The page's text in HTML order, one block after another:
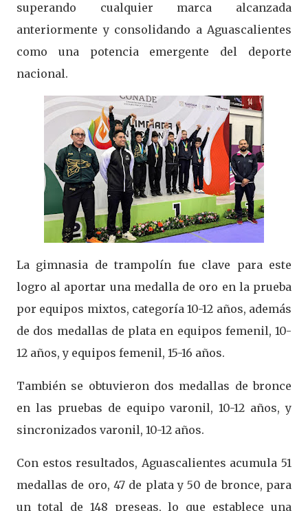
superando cualquier marca alcanzada
anteriormente y consolidando a Aguascalientes
como una potencia emergente del deporte
nacional.
La gimnasia de trampolín fue clave para este
logro al aportar una medalla de oro en la prueba
por equipos mixtos, categoría 10-12 años, además
de dos medallas de plata en equipos femenil, 10-
12 años, y equipos femenil, 15-16 años.
También se obtuvieron dos medallas de bronce
en las pruebas de equipo varonil, 10-12 años, y
sincronizados varonil, 10-12 años.
Con estos resultados, Aguascalientes acumula 51
medallas de oro, 47 de plata y 50 de bronce, para
un total de 148 preseas, lo que establece una